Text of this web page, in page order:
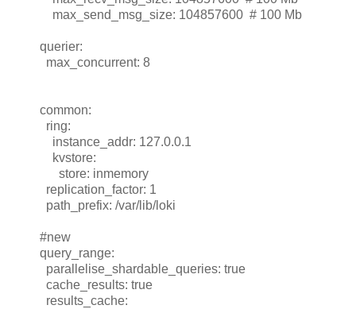
max_send_msg_size: 104857600 # 100 Mb
querier:
max_concurrent: 8
common:
ring:
instance_addr: 127.0.0.1
kvstore:
store: inmemory
replication_factor: 1
path_prefix: /var/lib/loki
#new
query_range:
parallelise_shardable_queries: true
cache_results: true
results_cache: